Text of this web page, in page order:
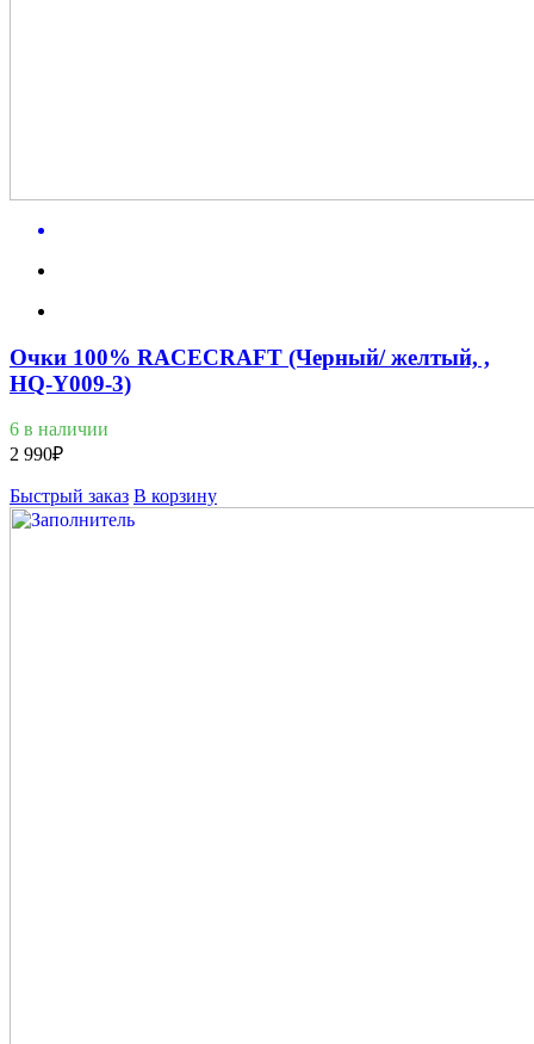
Очки 100% RACECRAFT (Черный/ желтый, ,
HQ-Y009-3)
6 в наличии
2 990₽
Быстрый заказ В корзину